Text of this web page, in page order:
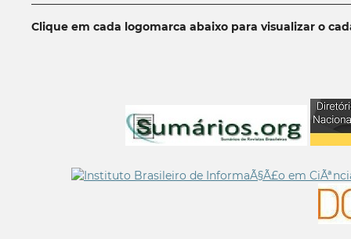
Clique em cada logomarca abaixo para visualizar o